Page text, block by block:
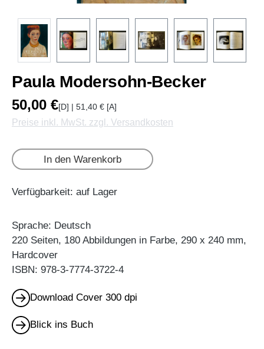
Paula Modersohn-Becker
50,00 €[D] | 51,40 € [A]
Preise inkl. MwSt. zzgl. Versandkosten
In den Warenkorb
Verfügbarkeit: auf Lager
Sprache: Deutsch
220 Seiten, 180 Abbildungen in Farbe, 290 x 240 mm,
Hardcover
ISBN: 978-3-7774-3722-4
Download Cover 300 dpi
Blick ins Buch